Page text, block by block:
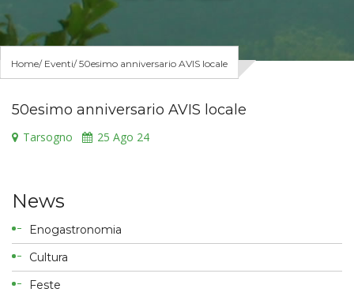
Home Eventi 50esimo anniversario AVIS locale
50esimo anniversario AVIS locale
Tarsogno 25 Ago 24
News
Enogastronomia
Cultura
Feste